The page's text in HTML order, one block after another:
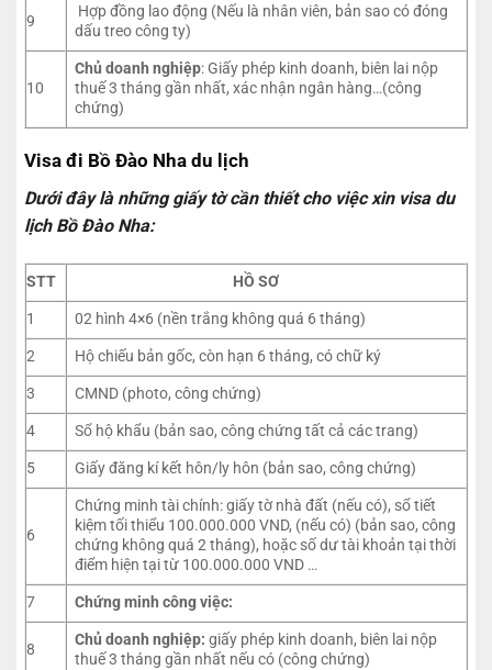
9
Hợp đồng lao động (Nếu là nhân viên, bản sao có đóng
dấu treo công ty)
10
Chủ doanh nghiệp: Giấy phép kinh doanh, biên lai nộp
thuế 3 tháng gần nhất, xác nhận ngân hàng…(công
chứng)
Visa đi Bồ Đào Nha du lịch
Dưới đây là những giấy tờ cần thiết cho việc xin visa du
lịch Bồ Đào Nha:
STT
HỒ SƠ
1
02 hình 4×6 (nền trắng không quá 6 tháng)
2
Hộ chiếu bản gốc, còn hạn 6 tháng, có chữ ký
3
CMND (photo, công chứng)
4
Sổ hộ khẩu (bản sao, công chứng tất cả các trang)
5
Giấy đăng kí kết hôn/ly hôn (bản sao, công chứng)
6
Chứng minh tài chính: giấy tờ nhà đất (nếu có), sổ tiết
kiệm tối thiểu 100.000.000 VND, (nếu có) (bản sao, công
chứng không quá 2 tháng), hoặc số dư tài khoản tại thời
điểm hiện tại từ 100.000.000 VND …
7
Chứng minh công việc:
8
Chủ doanh nghiệp: giấy phép kinh doanh, biên lai nộp
thuế 3 tháng gần nhất nếu có (công chứng)